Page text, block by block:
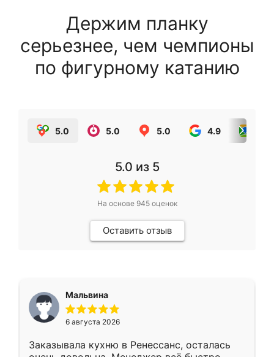
Держим планку
серьезнее, чем чемпионы
по фигурному катанию
5.0 5.0 5.0 4.9
5.0 из 5
На основе 945оценок
Оставить отзыв
Мальвина
6 августа 2026
Заказывала кухню в Ренессанс, осталась